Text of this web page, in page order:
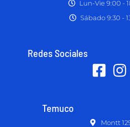
Lun-Vie 9:00 -
Sábado 9:30 -
Redes Sociales
Temuco
Montt